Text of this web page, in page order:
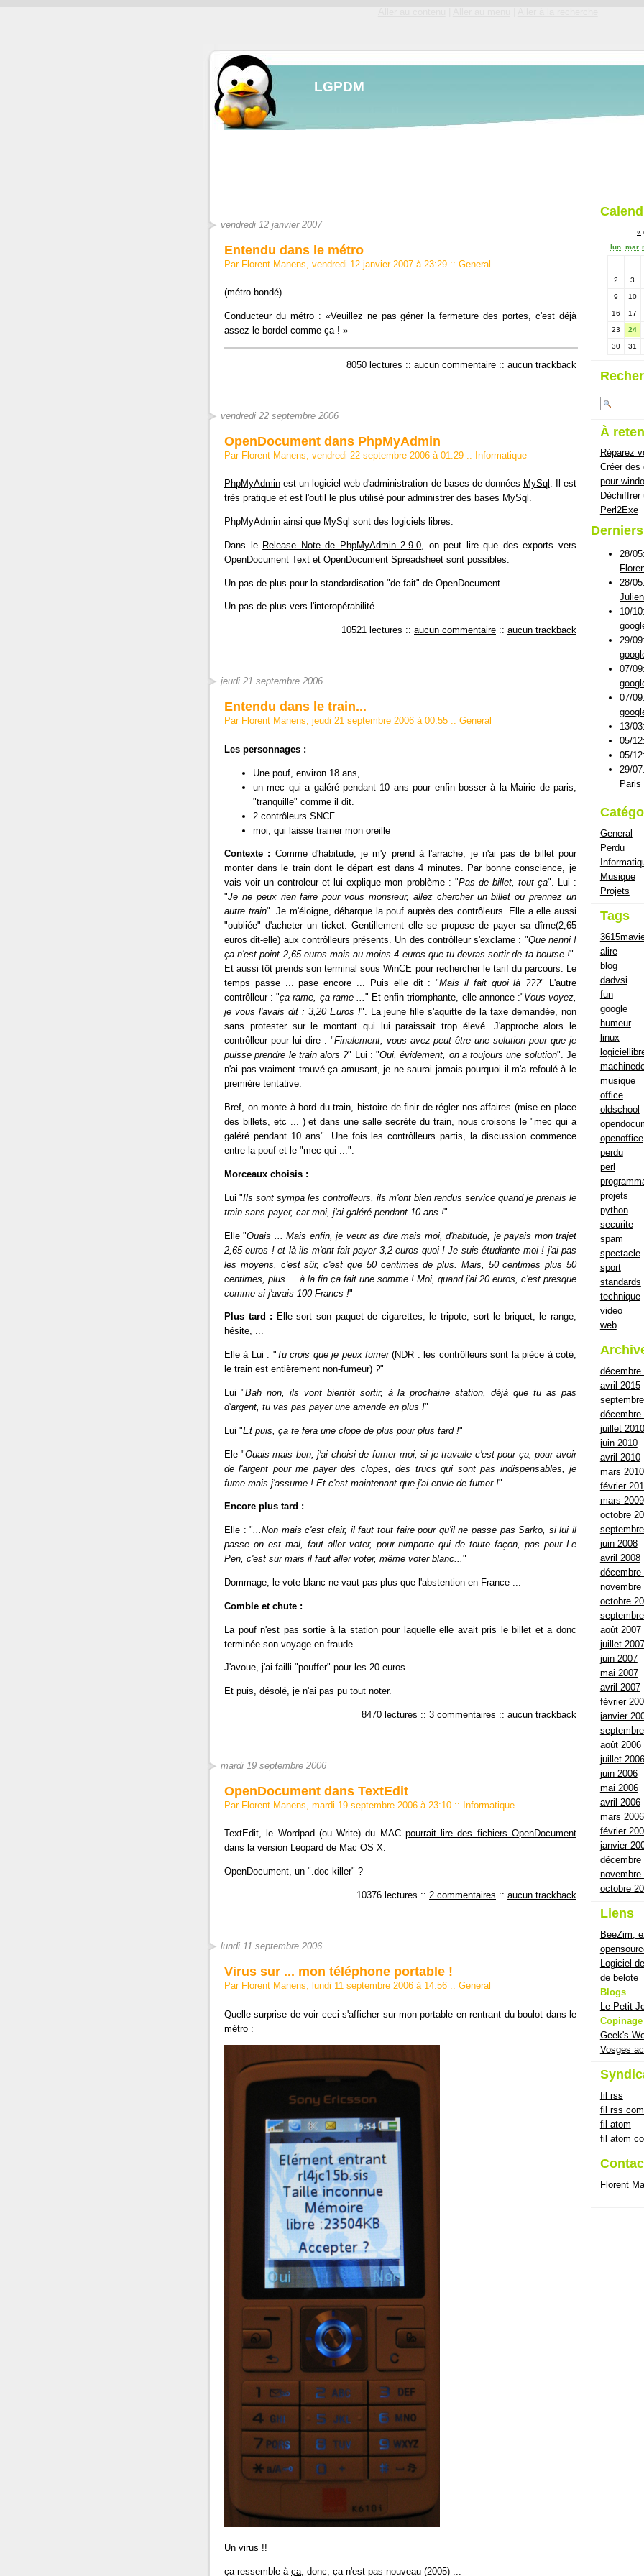
LGPDM
vendredi 12 janvier 2007
Entendu dans le métro
Par Florent Manens, vendredi 12 janvier 2007 à 23:29 :: General
(métro bondé)
Conducteur du métro :
Veuillez ne pas géner la fermeture des portes, c'est déjà
assez le bordel comme ça !
8050 lectures :: aucun commentaire :: aucun trackback
vendredi 22 septembre 2006
OpenDocument dans PhpMyAdmin
Par Florent Manens, vendredi 22 septembre 2006 à 01:29 :: Informatique
PhpMyAdmin est un logiciel web d'administration de bases de données MySql . Il est
très pratique et est l'outil le plus utilisé pour administrer des bases MySql.
PhpMyAdmin ainsi que MySql sont des logiciels libres.
Dans le Release Note de PhpMyAdmin 2.9.0 , on peut lire que des exports vers
OpenDocument Text et OpenDocument Spreadsheet sont possibles.
Un pas de plus pour la standardisation "de fait" de OpenDocument.
Un pas de plus vers l'interopérabilité.
10521 lectures :: aucun commentaire :: aucun trackback
jeudi 21 septembre 2006
Entendu dans le train...
Par Florent Manens, jeudi 21 septembre 2006 à 00:55 :: General
Les personnages :
Une pouf, environ 18 ans,
un mec qui a galéré pendant 10 ans pour enfin bosser à la Mairie de paris,
"tranquille" comme il dit.
2 contrôleurs SNCF
moi, qui laisse trainer mon oreille
Contexte : Comme d'habitude, je m'y prend à l'arrache, je n'ai pas de billet pour
monter dans le train dont le départ est dans 4 minutes. Par bonne conscience, je
vais voir un controleur et lui explique mon problème : "Pas de billet, tout ça". Lui :
"Je ne peux rien faire pour vous monsieur, allez chercher un billet ou prennez un
autre train". Je m'éloigne, débarque la pouf auprès des contrôleurs. Elle a elle aussi
"oubliée" d'acheter un ticket. Gentillement elle se propose de payer sa dîme(2,65
euros dit-elle) aux contrôlleurs présents. Un des contrôlleur s'exclame : "Que nenni !
ça n'est point 2,65 euros mais au moins 4 euros que tu devras sortir de ta bourse !".
Et aussi tôt prends son terminal sous WinCE pour rechercher le tarif du parcours. Le
temps passe ... pase encore ... Puis elle dit : "Mais il fait quoi là ???" L'autre
contrôlleur : "ça rame, ça rame ..." Et enfin triomphante, elle annonce :"Vous voyez,
je vous l'avais dit : 3,20 Euros !". La jeune fille s'aquitte de la taxe demandée, non
sans protester sur le montant qui lui paraissait trop élevé. J'approche alors le
contrôlleur pour lui dire : "Finalement, vous avez peut être une solution pour que je
puisse prendre le train alors ?" Lui : "Oui, évidement, on a toujours une solution". Je
n'ai pas vraiment trouvé ça amusant, je ne saurai jamais pourquoi il m'a refoulé à le
première tentative.
Bref, on monte à bord du train, histoire de finir de régler nos affaires (mise en place
des billets, etc ... ) et dans une salle secrète du train, nous croisons le "mec qui a
galéré pendant 10 ans". Une fois les contrôlleurs partis, la discussion commence
entre la pouf et le "mec qui ...".
Morceaux choisis :
Lui "Ils sont sympa les controlleurs, ils m'ont bien rendus service quand je prenais le
train sans payer, car moi, j'ai galéré pendant 10 ans !"
Elle "Ouais ... Mais enfin, je veux as dire mais moi, d'habitude, je payais mon trajet
2,65 euros ! et là ils m'ont fait payer 3,2 euros quoi ! Je suis étudiante moi ! j'ai pas
les moyens, c'est sûr, c'est que 50 centimes de plus. Mais, 50 centimes plus 50
centimes, plus ... à la fin ça fait une somme ! Moi, quand j'ai 20 euros, c'est presque
comme si j'avais 100 Francs !"
Plus tard : Elle sort son paquet de cigarettes, le tripote, sort le briquet, le range,
hésite, ...
Elle à Lui : "Tu crois que je peux fumer(NDR : les contrôlleurs sont la pièce à coté,
le train est entièrement non-fumeur) ?"
Lui "Bah non, ils vont bientôt sortir, à la prochaine station, déjà que tu as pas
d'argent, tu vas pas payer une amende en plus !"
Lui "Et puis, ça te fera une clope de plus pour plus tard !"
Ele "Ouais mais bon, j'ai choisi de fumer moi, si je travaile c'est pour ça, pour avoir
de l'argent pour me payer des clopes, des trucs qui sont pas indispensables, je
fume mais j'assume ! Et c'est maintenant que j'ai envie de fumer !"
Encore plus tard :
Elle : "...Non mais c'est clair, il faut tout faire pour qu'il ne passe pas Sarko, si lui il
passe on est mal, faut aller voter, pour nimporte qui de toute façon, pas pour Le
Pen, c'est sur mais il faut aller voter, même voter blanc..."
Dommage, le vote blanc ne vaut pas plus que l'abstention en France ...
Comble et chute :
La pouf n'est pas sortie à la station pour laquelle elle avait pris le billet et a donc
terminée son voyage en fraude.
J'avoue, j'ai failli "pouffer" pour les 20 euros.
Et puis, désolé, je n'ai pas pu tout noter.
8470 lectures :: 3 commentaires :: aucun trackback
mardi 19 septembre 2006
OpenDocument dans TextEdit
Par Florent Manens, mardi 19 septembre 2006 à 23:10 :: Informatique
TextEdit, le Wordpad (ou Write) du MAC pourrait lire des fichiers OpenDocument
dans la version Leopard de Mac OS X.
OpenDocument, un ".doc killer" ?
10376 lectures :: 2 commentaires :: aucun trackback
lundi 11 septembre 2006
Virus sur ... mon téléphone portable !
Par Florent Manens, lundi 11 septembre 2006 à 14:56 :: General
Quelle surprise de voir ceci s'afficher sur mon portable en rentrant du boulot dans le
métro :
Un virus !!
ça ressemble à ça, donc, ça n'est pas nouveau (2005) ...
«
lun mar
2 3
9 10
16 17
23 24
30 31
À
Réparez
Créer des
pour
Perl2Exe
28/05:
28/05:
10/10:
29/09:
07/09:
07/09:
13/03:
05/12:
05/12:
29/07:
General
Perdu
Musique
Projets
Tags
alire
blog
dadvsi
fun
google
humeur
linux
musique
office
oldschool
openoffice
perdu
perl
projets
python
securite
spam
spectacle
sport
standards
technique
video
web
décembre
avril 2015
décembre
juillet 2010
juin 2010
avril 2010
mars 2010
février
mars 2009
octobre
juin 2008
avril 2008
décembre
novembre
octobre
août 2007
juillet 2007
juin 2007
mai 2007
avril 2007
février
janvier
août 2006
juillet 2006
juin 2006
mai 2006
avril 2006
mars 2006
février
janvier
décembre
novembre
octobre
Liens
BeeZim,
Logiciel
de belote
Blogs
Le Petit
Copinage
Geek's
Vosges
fil rss
fil rss
fil atom
fil atom
Florent